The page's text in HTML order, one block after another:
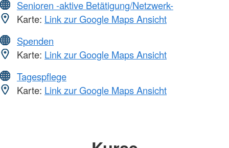
Senioren -aktive Betätigung/Netzwerk-
Karte: Link zur Google Maps Ansicht
Spenden
Karte: Link zur Google Maps Ansicht
Tagespflege
Karte: Link zur Google Maps Ansicht